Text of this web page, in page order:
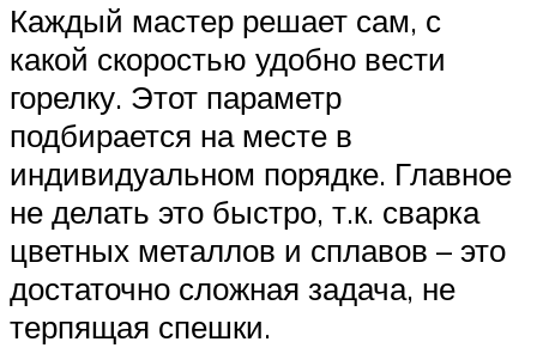
Каждый мастер решает сам, с
какой скоростью удобно вести
горелку. Этот параметр
подбирается на месте в
индивидуальном порядке. Главное
не делать это быстро, т.к. сварка
цветных металлов и сплавов – это
достаточно сложная задача, не
терпящая спешки.